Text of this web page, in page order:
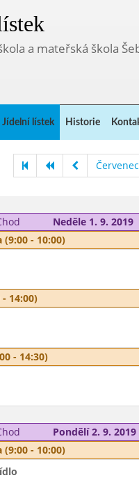
a mateřská škola
Jídelní lístek Historie
Neděle 1. 9. 2019
- 10:00)
14:00)
- 14:30)
Pondělí 2. 9. 2019
- 10:00)